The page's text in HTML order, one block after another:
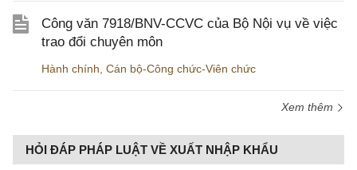
Công văn 7918/BNV-CCVC của Bộ Nội vụ về việc
trao đổi chuyên môn
Hành chính Cán bộ-Công chức-Viên chức
Xem thêm
HỎI ĐÁP PHÁP LUẬT VỀ XUẤT NHẬP KHẨU